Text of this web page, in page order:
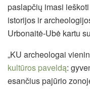
paslapčių imasi
istorijos ir
Urbonaitė-Ubė kartu
„KU archeologai
kultūros paveldą:
esančius pajūrio